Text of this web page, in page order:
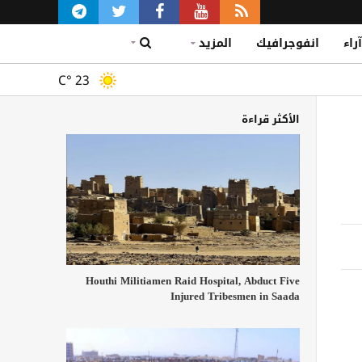
آراء انفوجرافيك المزيد
C° 23
الأكثر قراءة
Houthi Militiamen Raid Hospital, Abduct Five
Injured Tribesmen in Saada